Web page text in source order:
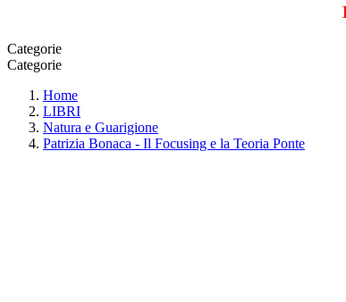
Categorie
Categorie
Home
LIBRI
Natura e Guarigione
Patrizia Bonaca - Il Focusing e la Teoria Ponte